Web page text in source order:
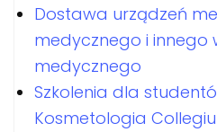
Dostawa urządzeń
medycznego i innego
medycznego
Szkolenia dla
Kosmetologia